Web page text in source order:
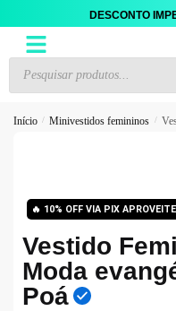
DESCONTO
Início / Minivestidos femininos /
🔥 10% OFF VIA PIX
Vestido
Moda
Poá